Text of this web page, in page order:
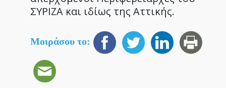
ΣΥΡΙΖΑ και ιδίως της Αττικής.
Μοιράσου το: